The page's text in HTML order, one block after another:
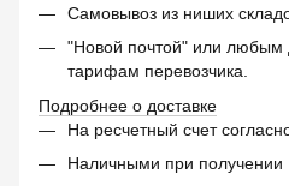
Самовывоз из ниших
"Новой почтой" или
тарифам перевозчика.
Подробнее о доставке
На ресчетный счет
Наличными при получении